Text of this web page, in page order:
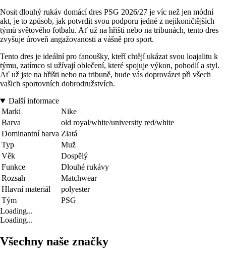
Nosit dlouhý rukáv domácí dres PSG 2026/27 je víc než jen módní
akt, je to způsob, jak potvrdit svou podporu jedné z nejikoničtějších
týmů světového fotbalu. Ať už na hřišti nebo na tribunách, tento dres
zvyšuje úroveň angažovanosti a vášně pro sport.
Tento dres je ideální pro fanoušky, kteří chtějí ukázat svou loajalitu k
týmu, zatímco si užívají oblečení, které spojuje výkon, pohodlí a styl.
Ať už jste na hřišti nebo na tribuně, bude vás doprovázet při všech
vašich sportovních dobrodružstvích.
Další informace
Marki
Nike
Barva
old royal/white/university red/white
Dominantní barva Zlatá
Typ
Muž
Věk
Dospělý
Funkce
Dlouhé rukávy
Rozsah
Matchwear
Hlavní materiál
polyester
Tým
PSG
Loading...
Loading...
Všechny naše značky